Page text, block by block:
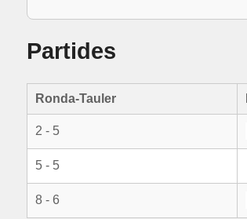
Partides
Ronda-Tauler
2 - 5
5 - 5
8 - 6